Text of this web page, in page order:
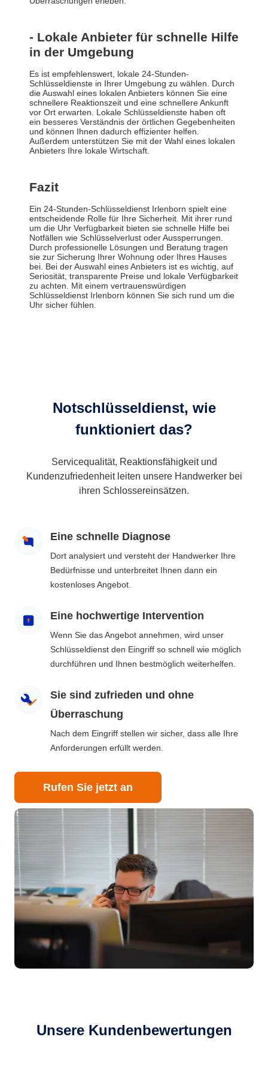
- Lokale Anbieter für schnelle Hilfe
in der Umgebung
Es ist empfehlenswert, lokale 24-Stunden-
Schlüsseldienste in Ihrer Umgebung zu wählen. Durch
die Auswahl eines lokalen Anbieters können Sie eine
schnellere Reaktionszeit und eine schnellere Ankunft
vor Ort erwarten. Lokale Schlüsseldienste haben oft
ein besseres Verständnis der örtlichen Gegebenheiten
und können Ihnen dadurch effizienter helfen.
Außerdem unterstützen Sie mit der Wahl eines lokalen
Anbieters Ihre lokale Wirtschaft.
Fazit
Ein 24-Stunden-Schlüsseldienst Irlenborn spielt eine
entscheidende Rolle für Ihre Sicherheit. Mit ihrer rund
um die Uhr Verfügbarkeit bieten sie schnelle Hilfe bei
Notfällen wie Schlüsselverlust oder Aussperrungen.
Durch professionelle Lösungen und Beratung tragen
sie zur Sicherung Ihrer Wohnung oder Ihres Hauses
bei. Bei der Auswahl eines Anbieters ist es wichtig, auf
Seriosität, transparente Preise und lokale Verfügbarkeit
zu achten. Mit einem vertrauenswürdigen
Schlüsseldienst Irlenborn können Sie sich rund um die
Uhr sicher fühlen.
Notschlüsseldienst, wie
funktioniert das?
Servicequalität, Reaktionsfähigkeit und
Kundenzufriedenheit leiten unsere Handwerker bei
ihren Schlossereinsätzen.
Eine schnelle Diagnose
Dort analysiert und versteht der Handwerker Ihre
Bedürfnisse und unterbreitet Ihnen dann ein
kostenloses Angebot.
Eine hochwertige Intervention
Wenn Sie das Angebot annehmen, wird unser
Schlüsseldienst den Eingriff so schnell wie möglich
durchführen und Ihnen bestmöglich weiterhelfen.
Sie sind zufrieden und ohne
Überraschung
Nach dem Eingriff stellen wir sicher, dass alle Ihre
Anforderungen erfüllt werden.
Rufen Sie jetzt an
Unsere Kundenbewertungen